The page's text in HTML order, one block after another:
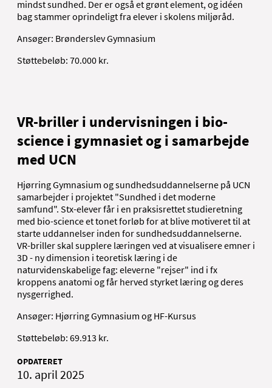
mindst sundhed. Der er også et grønt element, og idéen
bag stammer oprindeligt fra elever i skolens miljøråd.
Ansøger: Brønderslev Gymnasium
Støttebeløb: 70.000 kr.
VR-briller i undervisningen i bio-
science i gymnasiet og i samarbejde
med UCN
Hjørring Gymnasium og sundhedsuddannelserne på UCN
samarbejder i projektet "Sundhed i det moderne
samfund". Stx-elever får i en praksisrettet studieretning
med bio-science et tonet forløb for at blive motiveret til at
starte uddannelser inden for sundhedsuddannelserne.
VR-briller skal supplere læringen ved at visualisere emner i
3D - ny dimension i teoretisk læring i de
naturvidenskabelige fag: eleverne "rejser" ind i fx
kroppens anatomi og får herved styrket læring og deres
nysgerrighed.
Ansøger: Hjørring Gymnasium og HF-Kursus
Støttebeløb: 69.913 kr.
OPDATERET
10. april 2025